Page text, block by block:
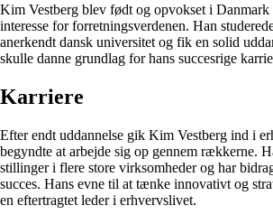
Kim Vestberg blev født og opvokset i
interesse for forretningsverdenen. Han
anerkendt dansk universitet og fik en solid
skulle danne grundlag for hans succesrige
Karriere
Efter endt uddannelse gik Kim Vestberg ind i
begyndte at arbejde sig op gennem rækkerne.
stillinger i flere store virksomheder og har
succes. Hans evne til at tænke innovativt og
en eftertragtet leder i erhvervslivet.